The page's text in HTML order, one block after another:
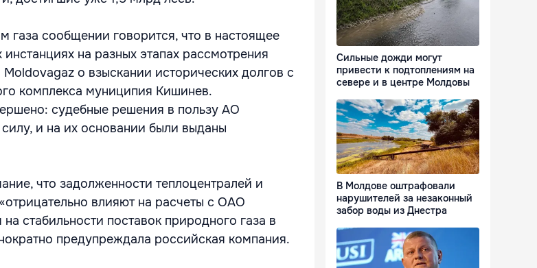
газа сообщении говорится, что в настоящее
на разных этапах рассмотрения
о взыскании исторических долгов с
комплекса муниципия Кишинев.
судебные решения в пользу АО
и на их основании были выданы
что задолженности теплоцентралей и
влияют на расчеты с ОАО
стабильности поставок природного газа в
предупреждала российская компания.
Сильные дожди могут
привести к подтоплениям на
севере и в центре Молдовы
В Молдове оштрафовали
нарушителей за незаконный
забор воды из Днестра